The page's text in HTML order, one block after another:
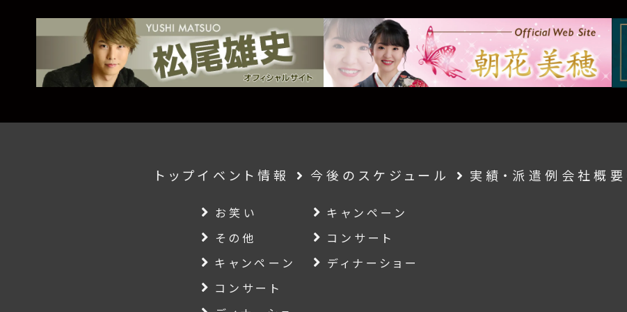
トップイベント情報
お笑い
その他
キャンペーン
コンサート
今後のスケジュール
キャンペーン
コンサート
ディナーショー
実績・派遣例 会社概要